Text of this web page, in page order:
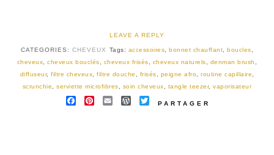
LEAVE A REPLY
CATEGORIES: CHEVEUX Tags: accessoires ,bonnet chauffant ,boucles
cheveux ,cheveux bouclés cheveux frisés cheveux naturels denman brush
diffuseur, filtre cheveux filtre douche frisés peigne afro routine capillaire
scrunchie
,serviette microfibres soin cheveux tangle teezer,vaporisateur
FACEBOOK
PINTEREST
EMAILWORDPRESS
TWITTER
PARTAGER